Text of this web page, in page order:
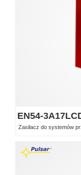
EN54-
Zasilacz do systemów